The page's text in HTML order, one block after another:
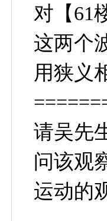
对【61
这两个
用狭义
请吴先
问该观
运动的